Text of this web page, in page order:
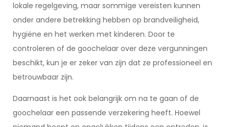
lokale regelgeving, maar sommige vereisten kunnen
onder andere betrekking hebben op brandveiligheid,
hygiëne en het werken met kinderen. Door te
controleren of de goochelaar over deze vergunningen
beschikt, kun je er zeker van zijn dat ze professioneel en
betrouwbaar zijn.
Daarnaast is het ook belangrijk om na te gaan of de
goochelaar een passende verzekering heeft. Hoewel